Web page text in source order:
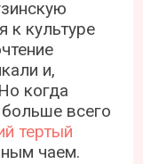
к культуре
и,
когда
всего
тертый
чаем.